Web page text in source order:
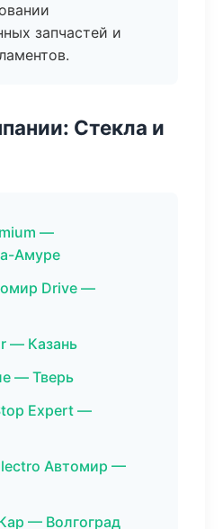
запчастей и
Стекла и
—
Амуре
Drive —
— Казань
— Тверь
Expert —
Автомир —
— Волгоград